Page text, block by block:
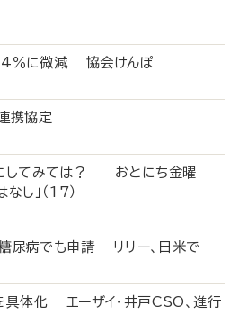
％に微減 協会けんぽ
連携協定
にしてみては？ おとにち金曜
し」（17）
尿病でも申請 リリー、日米で
具体化 エーザイ・井戸CSO、進行